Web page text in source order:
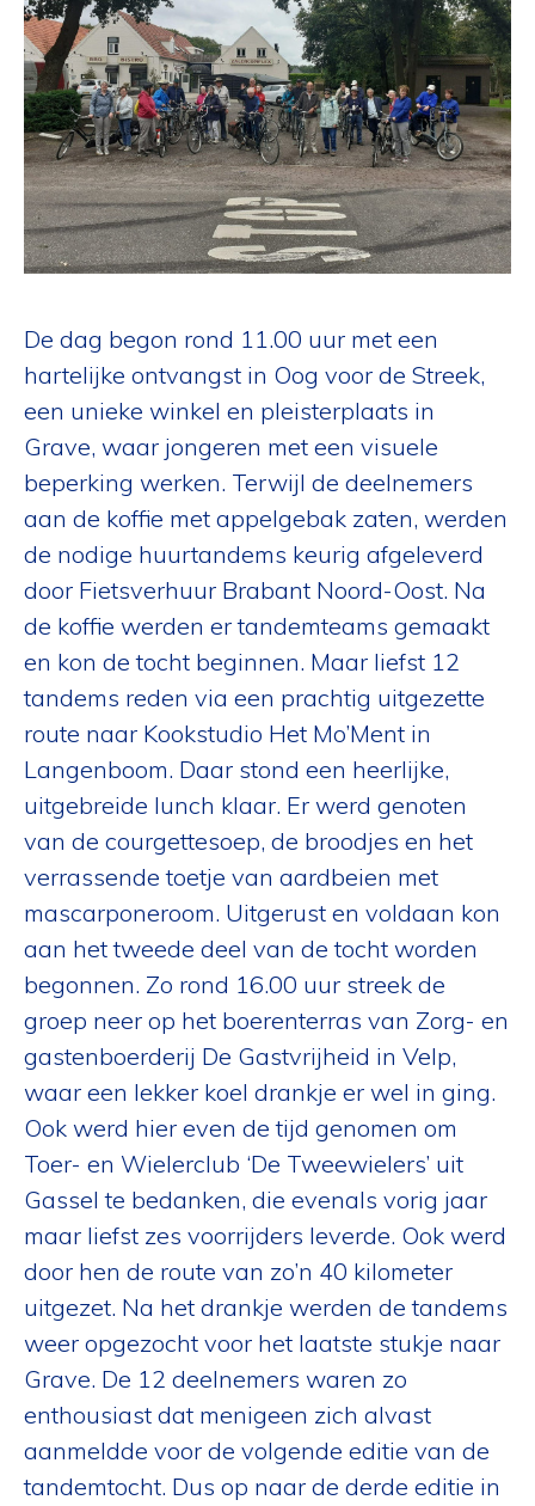
De dag begon rond 11.00 uur met een
hartelijke ontvangst in Oog voor de Streek,
een unieke winkel en pleisterplaats in
Grave, waar jongeren met een visuele
beperking werken. Terwijl de deelnemers
aan de koffie met appelgebak zaten, werden
de nodige huurtandems keurig afgeleverd
door Fietsverhuur Brabant Noord-Oost. Na
de koffie werden er tandemteams gemaakt
en kon de tocht beginnen. Maar liefst 12
tandems reden via een prachtig uitgezette
route naar Kookstudio Het Mo’Ment in
Langenboom. Daar stond een heerlijke,
uitgebreide lunch klaar. Er werd genoten
van de courgettesoep, de broodjes en het
verrassende toetje van aardbeien met
mascarponeroom. Uitgerust en voldaan kon
aan het tweede deel van de tocht worden
begonnen. Zo rond 16.00 uur streek de
groep neer op het boerenterras van Zorg- en
gastenboerderij De Gastvrijheid in Velp,
waar een lekker koel drankje er wel in ging.
Ook werd hier even de tijd genomen om
Toer- en Wielerclub ‘De Tweewielers’ uit
Gassel te bedanken, die evenals vorig jaar
maar liefst zes voorrijders leverde. Ook werd
door hen de route van zo’n 40 kilometer
uitgezet. Na het drankje werden de tandems
weer opgezocht voor het laatste stukje naar
Grave. De 12 deelnemers waren zo
enthousiast dat menigeen zich alvast
aanmeldde voor de volgende editie van de
tandemtocht. Dus op naar de derde editie in